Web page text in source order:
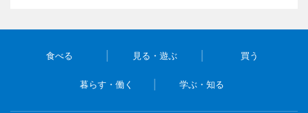
食べる 見る・遊ぶ 買う
暮らす・働く 学ぶ・知る